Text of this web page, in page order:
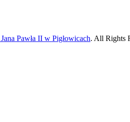
Pawła II w Pigłowicach. All Rights